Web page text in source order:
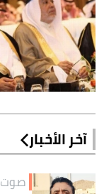
آخر الأخبار
صوت